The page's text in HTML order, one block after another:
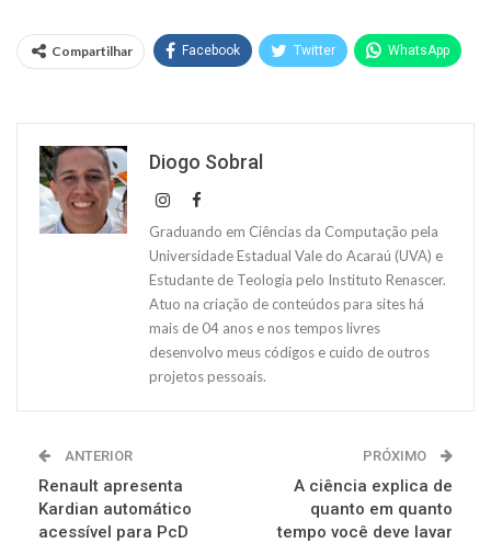
Compartilhar Facebook Twitter WhatsApp
Diogo Sobral
Graduando em Ciências da Computação pela
Universidade Estadual Vale do Acaraú (UVA) e
Estudante de Teologia pelo Instituto Renascer.
Atuo na criação de conteúdos para sites há
mais de 04 anos e nos tempos livres
desenvolvo meus códigos e cuido de outros
projetos pessoais.
ANTERIOR
Renault apresenta
Kardian automático
acessível para PcD
PRÓXIMO
A ciência explica de
quanto em quanto
tempo você deve lavar